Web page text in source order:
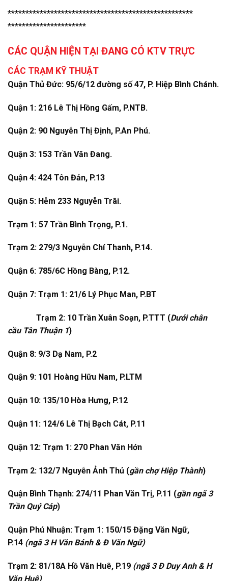
****************************************************
**********************
CÁC QUẬN HIỆN TẠI ĐANG CÓ KTV TRỰC
CÁC TRẠM KỸ THUẬT
Quận Thủ Đức: 95/6/12 đường số 47, P. Hiệp Bình Chánh.
Quận 1: 216 Lê Thị Hồng Gấm, P.NTB.
Quận 2: 90 Nguyễn Thị Định, P.An Phú.
Quận 3: 153 Trần Văn Đang.
Quận 4: 424 Tôn Đản, P.13
Quận 5: Hẻm 233 Nguyễn Trãi.
Trạm 1: 57 Trần Bình Trọng, P.1.
Trạm 2: 279/3 Nguyễn Chí Thanh, P.14.
Quận 6: 785/6C Hồng Bàng, P.12.
Quận 7: Trạm 1: 21/6 Lý Phục Man, P.BT
Trạm 2: 10 Trần Xuân Soạn, P.TTT (Dưới chân
cầu Tân Thuận 1)
Quận 8: 9/3 Dạ Nam, P.2
Quận 9: 101 Hoàng Hữu Nam, P.LTM
Quận 10: 135/10 Hòa Hưng, P.12
Quận 11: 124/6 Lê Thị Bạch Cát, P.11
Quận 12: Trạm 1: 270 Phan Văn Hớn
Trạm 2: 132/7 Nguyễn Ảnh Thủ (gần chợ Hiệp Thành)
Quận Bình Thạnh: 274/11 Phan Văn Trị, P.11 (gần ngã 3
Trần Quý Cáp)
Quận Phú Nhuận: Trạm 1: 150/15 Đặng Văn Ngữ,
P.14 (ngã 3 H Văn Bánh & Đ Văn Ngữ)
Trạm 2: 81/18A Hồ Văn Huê, P.19 (ngã 3 Đ Duy Anh & H
Văn Huê)